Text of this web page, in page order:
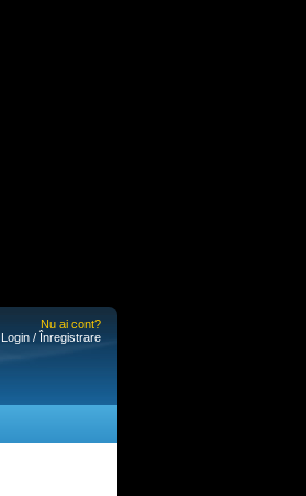
Nu ai cont?
Login / Înregistrare